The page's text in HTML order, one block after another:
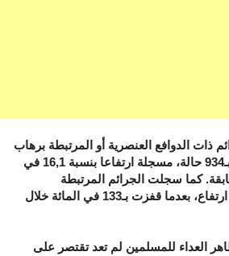
ذات الدوافع العنصرية أو المرتبطة برهاب
الأجانب تصدرت القائمة بـ934 حالة، مسجلة ارتفاعا بنسبة 16,1 في
كما سجلت الجرائم المرتبطة
بالإسلاموفوبيا أكبر نسبة ارتفاع، بعدما قفزت بـ133 في المائة خلال
العداء للمسلمين لم تعد تقتصر على